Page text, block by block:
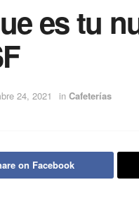
es tu
24, 2021 in Cafeterías
on Facebook